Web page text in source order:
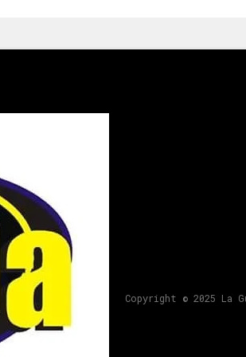
Copyright © 2025 La